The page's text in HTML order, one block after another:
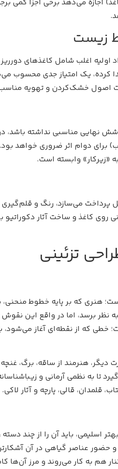
اجازه می‌دهد برخی اجزا
زیست
اولیه اغلب شامل کاغذهای
یک امتیاز جدی محسوب
اصول خشک‌کردن و تهویه
مناسبی نداشته باشد،
دوام اثر ضروری خواهد
«زیرکار» وابسته است.
پرداخت می‌سازد، رنگ و
و ساخت آثار دکوراتیو
تزئینی
هنری که بر پایه خطوط
برسد، اما در واقع این
که از نقطه‌ای آغاز می‌شود،
دیگر، هنرمند از ساقه، برگ،
تا به نظمی آرمانی و
قالی، پارچه و آثار لاکی.
باید آن را از چند دسته
عناصر گیاهی در آن
کنار هم به کار می‌روند و مرز